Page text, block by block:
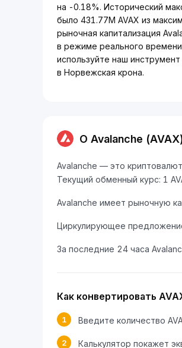
на -0.18%. Исторический
было 431.77M AVAX из
рыночная капитализация
в режиме реального
используйте наш
в Норвежская крона.
О Avalanche
Avalanche — это
Текущий обменный курс: 1
Avalanche имеет рыночную
Циркулирующее
За последние 24 часа
Как конвертировать
1 Введите количество
2 Калькулятор покажет